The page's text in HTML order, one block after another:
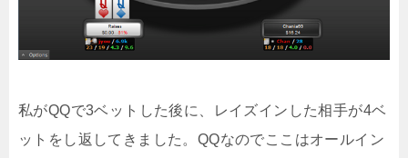
私がQQで3ベットした後に、レイズインした相手が4ベ
ットをし返してきました。QQなのでここはオールイン